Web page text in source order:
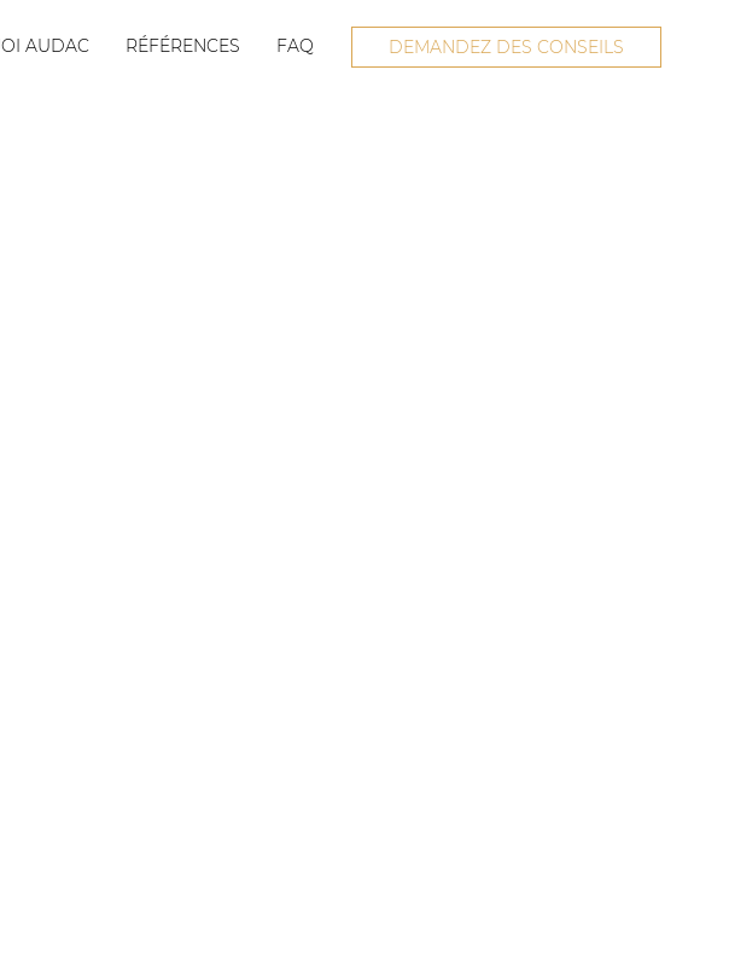
AUDAC RÉFÉRENCES FAQ DEMANDEZ DES CONSEILS